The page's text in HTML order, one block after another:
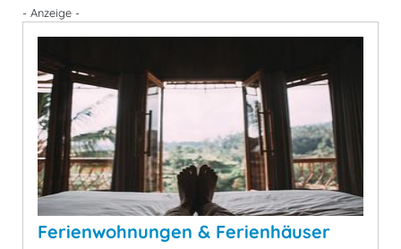
- Anzeige -
Ferienwohnungen & Ferienhäuser